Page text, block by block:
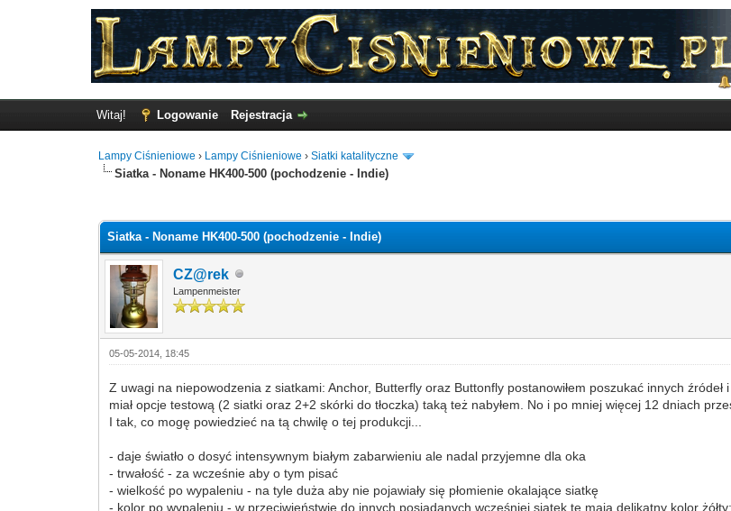
Witaj! Logowanie Rejestracja
Lampy Ciśnieniowe › Lampy Ciśnieniowe ›Siatki katalityczne
Siatka - Noname HK400-500 (pochodzenie - Indie)
Siatka - Noname HK400-500 (pochodzenie - Indie)
CZ@rek
Lampenmeister
05-05-2014, 18:45
Z uwagi na niepowodzenia z siatkami: Anchor, Butterfly oraz Buttonfly postanowiłem poszukać innych
miał opcje testową (2 siatki oraz 2+2 skórki do tłoczka) taką też nabyłem. No i po mniej więcej 12 dniach
I tak, co mogę powiedzieć na tą chwilę o tej produkcji...
- daje światło o dosyć intensywnym białym zabarwieniu ale nadal przyjemne dla oka
- trwałość - za wcześnie aby o tym pisać
- wielkość po wypaleniu - na tyle duża aby nie pojawiały się płomienie okalające siatkę
- kolor po wypaleniu - w przeciwieństwie do innych posiadanych wcześniej siatek te mają delikatny kolor